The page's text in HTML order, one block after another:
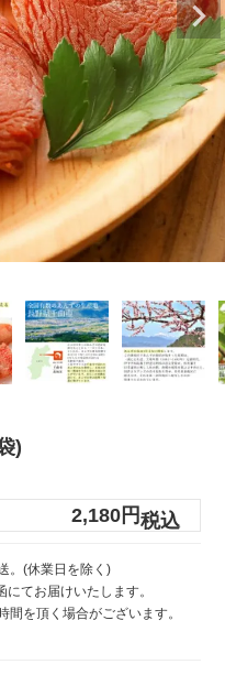
)
2,180 税込
。(休業日を除く)
てお届けいたします。
を頂く場合がございます。